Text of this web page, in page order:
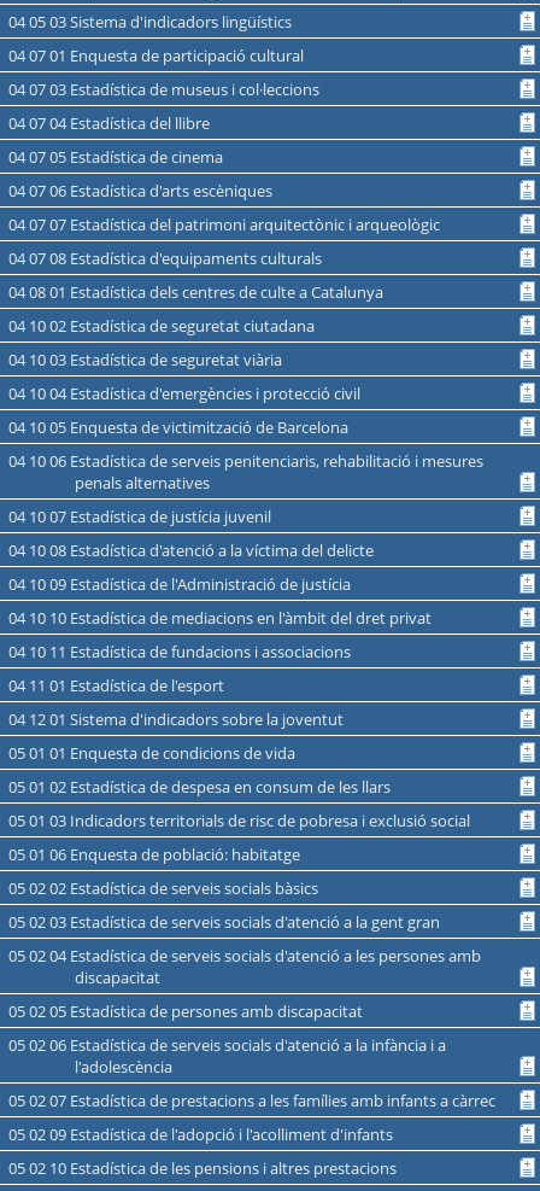
04 05 03 Sistema d'indicadors lingüístics
04 07 01 Enquesta de participació cultural
04 07 03 Estadística de museus i col·leccions
04 07 04 Estadística del llibre
04 07 05 Estadística de cinema
04 07 06 Estadística d'arts escèniques
04 07 07 Estadística del patrimoni arquitectònic i arqueològic
04 07 08 Estadística d'equipaments culturals
04 08 01 Estadística dels centres de culte a Catalunya
04 10 02 Estadística de seguretat ciutadana
04 10 03 Estadística de seguretat viària
04 10 04 Estadística d'emergències i protecció civil
04 10 05 Enquesta de victimització de Barcelona
04 10 06 Estadística de serveis penitenciaris, rehabilitació i mesures
penals alternatives
04 10 07 Estadística de justícia juvenil
04 10 08 Estadística d'atenció a la víctima del delicte
04 10 09 Estadística de l'Administració de justícia
04 10 10 Estadística de mediacions en l'àmbit del dret privat
04 10 11 Estadística de fundacions i associacions
04 11 01 Estadística de l'esport
04 12 01 Sistema d'indicadors sobre la joventut
05 01 01 Enquesta de condicions de vida
05 01 02 Estadística de despesa en consum de les llars
05 01 03 Indicadors territorials de risc de pobresa i exclusió social
05 01 06 Enquesta de població: habitatge
05 02 02 Estadística de serveis socials bàsics
05 02 03 Estadística de serveis socials d'atenció a la gent gran
05 02 04 Estadística de serveis socials d'atenció a les persones amb
discapacitat
05 02 05 Estadística de persones amb discapacitat
05 02 06 Estadística de serveis socials d'atenció a la infància i a
l'adolescència
05 02 07 Estadística de prestacions a les famílies amb infants a càrrec
05 02 09 Estadística de l'adopció i l'acolliment d'infants
05 02 10 Estadística de les pensions i altres prestacions